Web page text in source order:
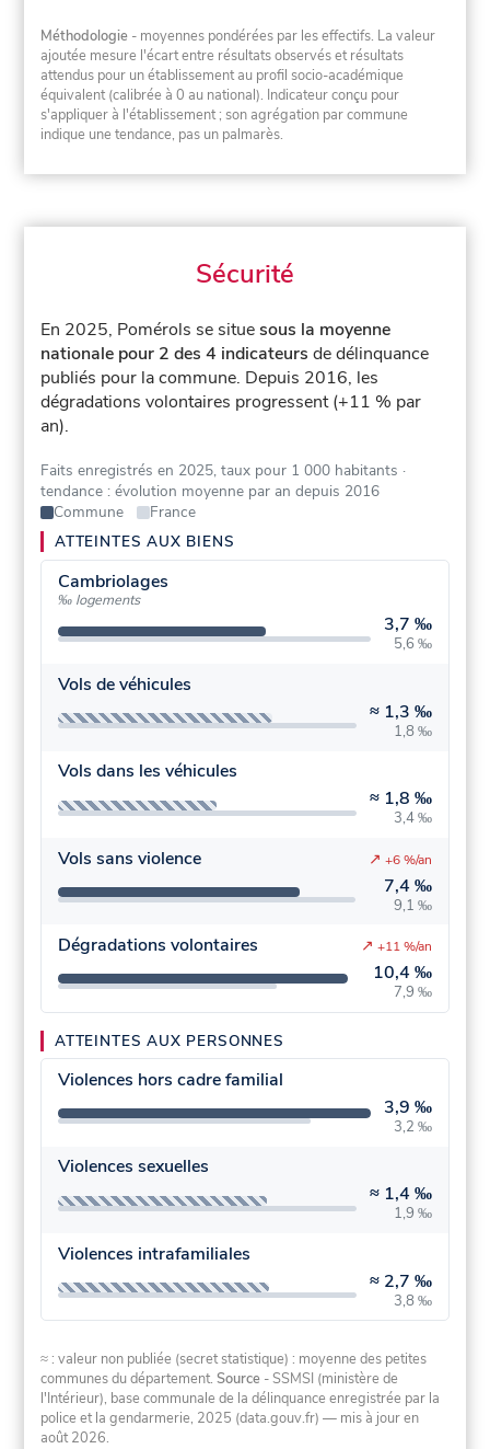
Méthodologie - moyennes pondérées par les effectifs. La valeur
ajoutée mesure l'écart entre résultats observés et résultats
attendus pour un établissement au profil socio-académique
équivalent (calibrée à 0 au national). Indicateur conçu pour
s'appliquer à l'établissement ; son agrégation par commune
indique une tendance, pas un palmarès.
Sécurité
En 2025, Pomérols se situesous la moyenne
nationale pour 2 des 4 indicateurs de délinquance
publiés pour la commune. Depuis 2016, les
dégradations volontaires progressent (+11 % par
an).
Faits enregistrés en 2025, taux pour 1 000 habitants ·
tendance : évolution moyenne par an depuis 2016
Commune
France
ATTEINTES AUX BIENS
Cambriolages
‰ logements
3,7 ‰
5,6 ‰
Vols de véhicules
≈ 1,3 ‰
1,8 ‰
Vols dans les véhicules
≈ 1,8 ‰
3,4 ‰
Vols sans violence
7,4 ‰
9,1 ‰
↗ +6 %/an
Dégradations volontaires
10,4 ‰
7,9 ‰
↗ +11 %/an
ATTEINTES AUX PERSONNES
Violences hors cadre familial
3,9 ‰
3,2 ‰
Violences sexuelles
≈ 1,4 ‰
1,9 ‰
Violences intrafamiliales
≈ 2,7 ‰
3,8 ‰
≈ : valeur non publiée (secret statistique) : moyenne des petites
communes du département.Source - SSMSI (ministère de
l'Intérieur), base communale de la délinquance enregistrée par la
police et la gendarmerie, 2025 (data.gouv.fr) — mis à jour en
août 2026.